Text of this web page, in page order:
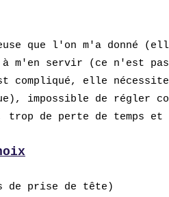
que l'on m'a donné
m'en servir (ce n'est
compliqué, elle
impossible de régler
de perte de temps et
de prise de tête)